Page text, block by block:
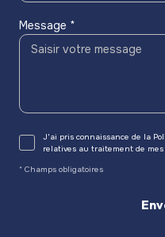
Message *
J'ai pris connaissance de la
relatives au traitement de
* Champs obligatoires